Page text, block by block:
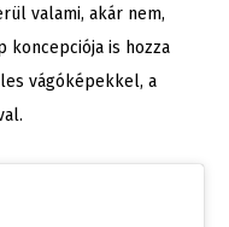
valami, akár nem,
koncepciója is hozza
vágóképekkel, a